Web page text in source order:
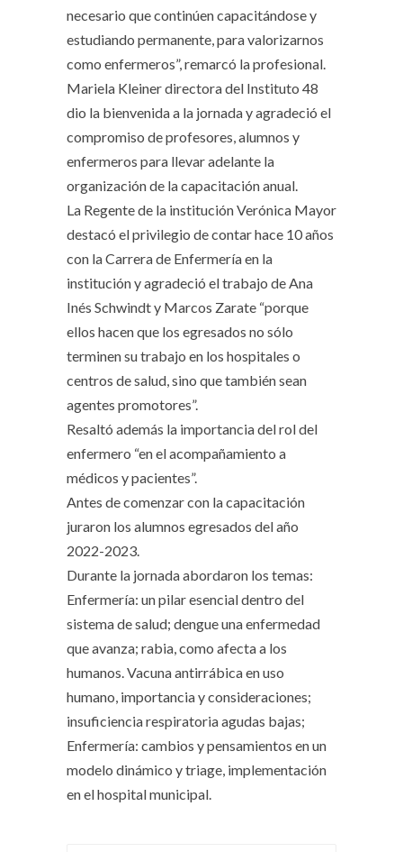
necesario que continúen capacitándose y
estudiando permanente, para valorizarnos
como enfermeros”, remarcó la profesional.
Mariela Kleiner directora del Instituto 48
dio la bienvenida a la jornada y agradeció el
compromiso de profesores, alumnos y
enfermeros para llevar adelante la
organización de la capacitación anual.
La Regente de la institución Verónica Mayor
destacó el privilegio de contar hace 10 años
con la Carrera de Enfermería en la
institución y agradeció el trabajo de Ana
Inés Schwindt y Marcos Zarate “porque
ellos hacen que los egresados no sólo
terminen su trabajo en los hospitales o
centros de salud, sino que también sean
agentes promotores”.
Resaltó además la importancia del rol del
enfermero “en el acompañamiento a
médicos y pacientes”.
Antes de comenzar con la capacitación
juraron los alumnos egresados del año
2022-2023.
Durante la jornada abordaron los temas:
Enfermería: un pilar esencial dentro del
sistema de salud; dengue una enfermedad
que avanza; rabia, como afecta a los
humanos. Vacuna antirrábica en uso
humano, importancia y consideraciones;
insuficiencia respiratoria agudas bajas;
Enfermería: cambios y pensamientos en un
modelo dinámico y triage, implementación
en el hospital municipal.